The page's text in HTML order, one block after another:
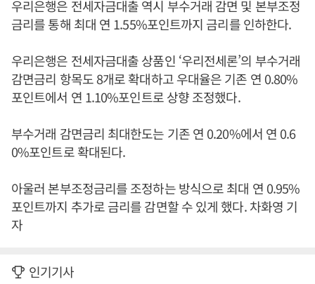
우리은행은 전세자금대출 역시 부수거래 감면 및 본부조정
금리를 통해 최대 연 1.55%포인트까지 금리를 인하한다.
우리은행은 전세자금대출 상품인 ‘우리전세론’의 부수거래
감면금리 항목도 8개로 확대하고 우대율은 기존 연 0.80%
포인트에서 연 1.10%포인트로 상향 조정했다.
부수거래 감면금리 최대한도는 기존 연 0.20%에서 연 0.6
0%포인트로 확대된다.
아울러 본부조정금리를 조정하는 방식으로 최대 연 0.95%
포인트까지 추가로 금리를 감면할 수 있게 했다. 차화영 기
자
인기기사